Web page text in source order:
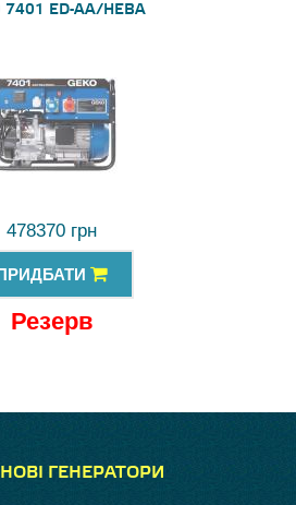
7401 ED-AA/HEBA
478370 грн
Резерв
ГЕНЕРАТОРИ